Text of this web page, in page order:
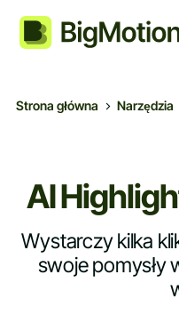
Strona główna Narzędzia
AI
Wystarczy kilka
swoje pomysły